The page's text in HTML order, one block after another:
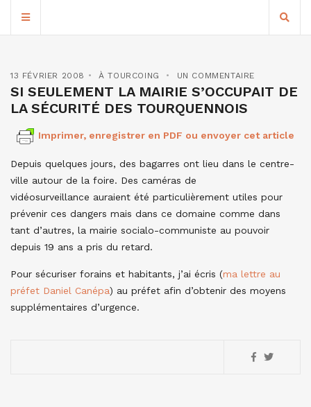
13 FÉVRIER 2008 À TOURCOING UN COMMENTAIRE
SI SEULEMENT LA MAIRIE S’OCCUPAIT DE
LA SÉCURITÉ DES TOURQUENNOIS
Imprimer, enregistrer en PDF ou envoyer cet article
Depuis quelques jours, des bagarres ont lieu dans le centre-
ville autour de la foire. Des caméras de
vidéosurveillance auraient été particulièrement utiles pour
prévenir ces dangers mais dans ce domaine comme dans
tant d’autres, la mairie socialo-communiste au pouvoir
depuis 19 ans a pris du retard.
Pour sécuriser forains et habitants, j’ai écris (ma lettre au
préfet Daniel Canépa) au préfet afin d’obtenir des moyens
supplémentaires d’urgence.